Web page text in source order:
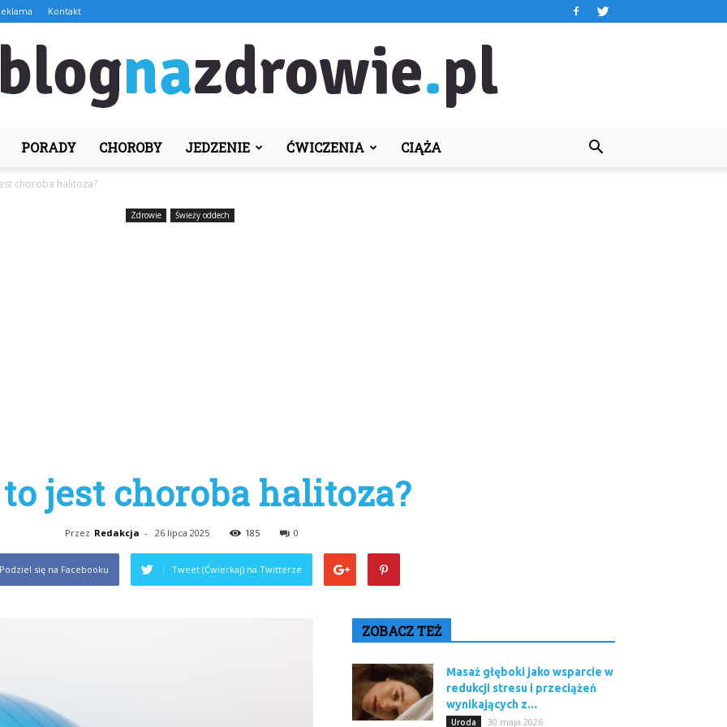
Kontakt
PORADY CHOROBY JEDZENIE ĆWICZENIA CIĄŻA
choroba halitoza?
Zdrowie Świeży oddech
to jest choroba halitoza?
Przez Redakcja - 26 lipca 2025 185 0
się na Facebooku Tweet (Ćwierkaj) na Twitterze
ZOBACZ TEŻ
Masaż głęboki jako wsparcie w
redukcji stresu i przeciążeń
wynikających z...
Uroda 30 maja 2026